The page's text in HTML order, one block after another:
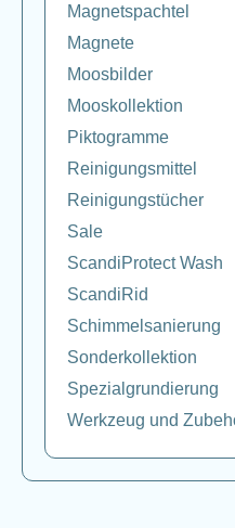
Magnetspachtel
Magnete
Moosbilder
Mooskollektion
Piktogramme
Reinigungsmittel
Reinigungstücher
Sale
ScandiProtect Wash
ScandiRid
Schimmelsanierung
Sonderkollektion
Spezialgrundierung
Werkzeug und